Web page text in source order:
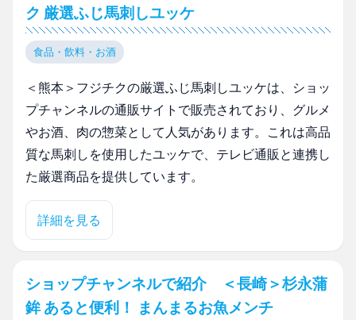
ク 厳選ふじ馬刺しユッケ
食品・飲料・お酒
＜熊本＞フジチクの厳選ふじ馬刺しユッケは、ショッ
プチャンネルの通販サイトで販売されており、グルメ
やお酒、肉の惣菜として人気があります。これは高品
質な馬刺しを使用したユッケで、テレビ通販と連携し
た厳選商品を提供しています。
詳細を見る
ショップチャンネルで紹介 ＜長崎＞杉永蒲
鉾 あると便利！ まんまるお魚メンチ